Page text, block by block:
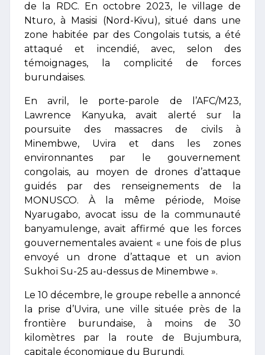
de la RDC. En octobre 2023, le village de
Nturo, à Masisi (Nord-Kivu), situé dans une
zone habitée par des Congolais tutsis, a été
attaqué et incendié, avec, selon des
témoignages, la complicité de forces
burundaises.
En avril, le porte-parole de l’AFC/M23,
Lawrence Kanyuka, avait alerté sur la
poursuite des massacres de civils à
Minembwe, Uvira et dans les zones
environnantes par le gouvernement
congolais, au moyen de drones d’attaque
guidés par des renseignements de la
MONUSCO. À la même période, Moïse
Nyarugabo, avocat issu de la communauté
banyamulenge, avait affirmé que les forces
gouvernementales avaient « une fois de plus
envoyé un drone d’attaque et un avion
Sukhoï Su-25 au-dessus de Minembwe ».
Le 10 décembre, le groupe rebelle a annoncé
la prise d’Uvira, une ville située près de la
frontière burundaise, à moins de 30
kilomètres par la route de Bujumbura,
capitale économique du Burundi.